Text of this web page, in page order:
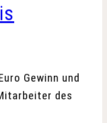
Gewinn und
des